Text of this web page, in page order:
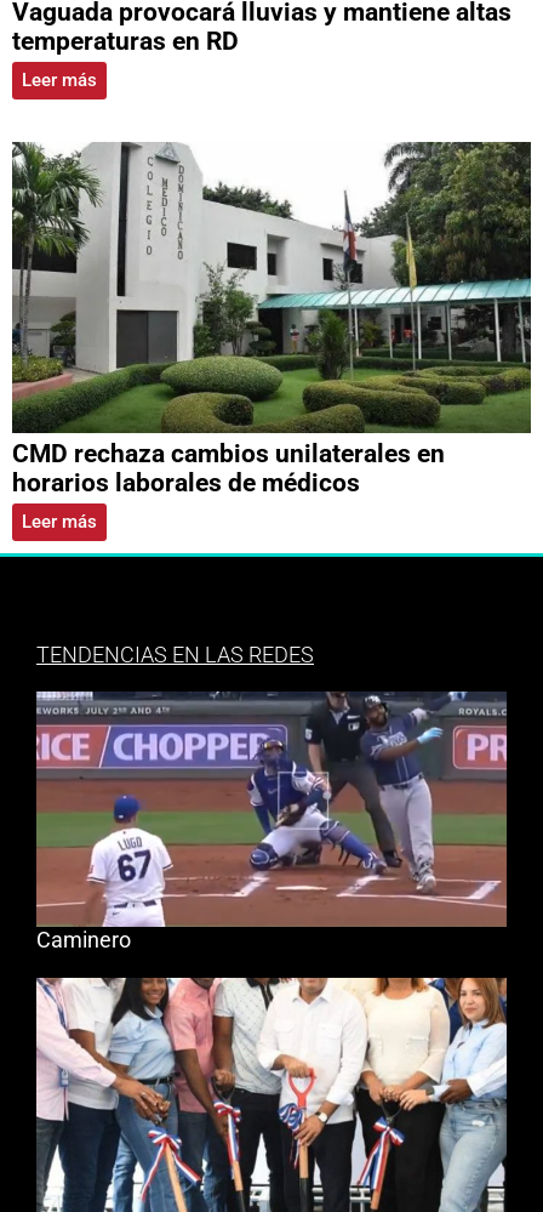
Vaguada provocará lluvias y mantiene altas
temperaturas en RD
Leer más
CMD rechaza cambios unilaterales en
horarios laborales de médicos
Leer más
TENDENCIAS EN LAS REDES
Caminero